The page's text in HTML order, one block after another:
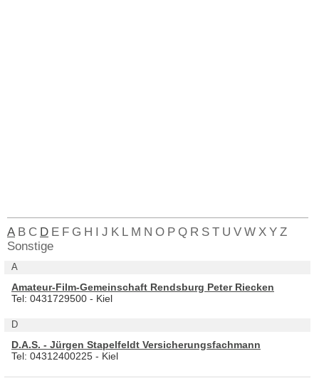
A B C D E F G H I J K L M N O P Q R S T U V W X Y Z
Sonstige
A
Amateur-Film-Gemeinschaft Rendsburg Peter Riecken
Tel: 0431729500 - Kiel
D
D.A.S. - Jürgen Stapelfeldt Versicherungsfachmann
Tel: 04312400225 - Kiel